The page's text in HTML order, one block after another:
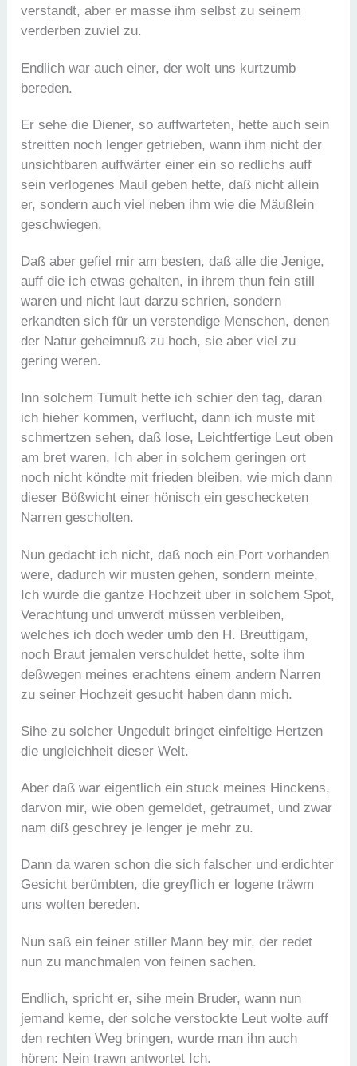
verstandt, aber er masse ihm selbst zu seinem
verderben zuviel zu.
Endlich war auch einer, der wolt uns kurtzumb
bereden.
Er sehe die Diener, so auffwarteten, hette auch sein
streitten noch lenger getrieben, wann ihm nicht der
unsichtbaren auffwärter einer ein so redlichs auff
sein verlogenes Maul geben hette, daß nicht allein
er, sondern auch viel neben ihm wie die Mäußlein
geschwiegen.
Daß aber gefiel mir am besten, daß alle die Jenige,
auff die ich etwas gehalten, in ihrem thun fein still
waren und nicht laut darzu schrien, sondern
erkandten sich für un verstendige Menschen, denen
der Natur geheimnuß zu hoch, sie aber viel zu
gering weren.
Inn solchem Tumult hette ich schier den tag, daran
ich hieher kommen, verflucht, dann ich muste mit
schmertzen sehen, daß lose, Leichtfertige Leut oben
am bret waren, Ich aber in solchem geringen ort
noch nicht köndte mit frieden bleiben, wie mich dann
dieser Bößwicht einer hönisch ein geschecketen
Narren gescholten.
Nun gedacht ich nicht, daß noch ein Port vorhanden
were, dadurch wir musten gehen, sondern meinte,
Ich wurde die gantze Hochzeit uber in solchem Spot,
Verachtung und unwerdt müssen verbleiben,
welches ich doch weder umb den H. Breuttigam,
noch Braut jemalen verschuldet hette, solte ihm
deßwegen meines erachtens einem andern Narren
zu seiner Hochzeit gesucht haben dann mich.
Sihe zu solcher Ungedult bringet einfeltige Hertzen
die ungleichheit dieser Welt.
Aber daß war eigentlich ein stuck meines Hinckens,
darvon mir, wie oben gemeldet, getraumet, und zwar
nam diß geschrey je lenger je mehr zu.
Dann da waren schon die sich falscher und erdichter
Gesicht berümbten, die greyflich er logene träwm
uns wolten bereden.
Nun saß ein feiner stiller Mann bey mir, der redet
nun zu manchmalen von feinen sachen.
Endlich, spricht er, sihe mein Bruder, wann nun
jemand keme, der solche verstockte Leut wolte auff
den rechten Weg bringen, wurde man ihn auch
hören: Nein trawn antwortet Ich.